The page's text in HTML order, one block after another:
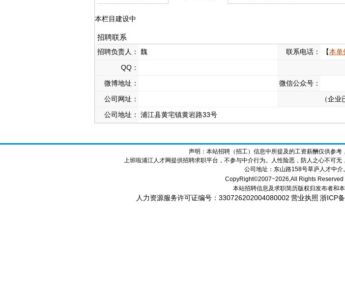
本栏目建设中
招聘联系
招聘负责人： 魏 联系电话： 【本单
QQ：
微博地址：
微信公众号：
公司网址：
（企
公司地址：
浦江县黄宅镇黄岩路33号
声明：本站招聘（招工）信息中所提及的工资薪酬仅供参考
上班啦浦江人才网提供招聘求职平台，不参与中介行为。人性险恶，防人之心不可
公司地址：东山路158号草庐人才中
CopyRight©2007~2026,All Rights Reserved
本站招聘信息及求职简历版权归发布者和
人力资源服务许可证编号：330726202004080002 营业执照 浙ICP